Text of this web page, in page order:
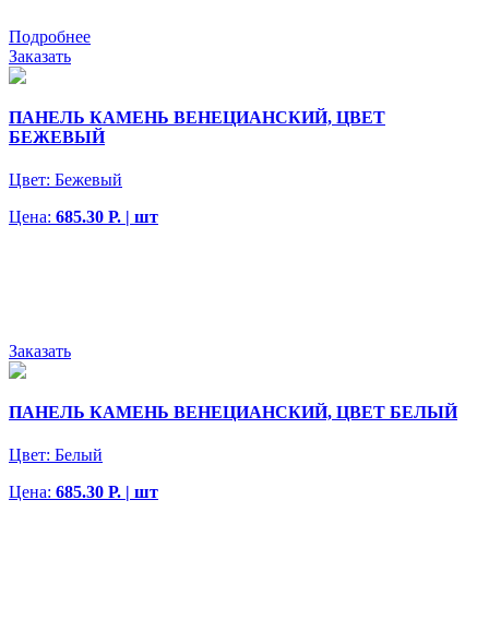
Подробнее
Заказать
ПАНЕЛЬ КАМЕНЬ ВЕНЕЦИАНСКИЙ, ЦВЕТ
БЕЖЕВЫЙ
Цвет: Бежевый
Цена: 685.30 Р. | шт
Заказать
ПАНЕЛЬ КАМЕНЬ ВЕНЕЦИАНСКИЙ, ЦВЕТ БЕЛЫЙ
Цвет: Белый
Цена: 685.30 Р. | шт